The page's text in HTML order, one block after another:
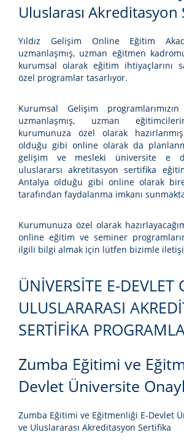
Uluslarası Akreditasyon
Yıldız Gelişim Online Eğitim
uzmanlaşmış, uzman eğitmen
kurumsal olarak eğitim ihtiyaçlarını
özel programlar tasarlıyor.
Kurumsal Gelişim
uzmanlaşmış, uzman
kurumunuza özel olarak
olduğu gibi online olarak da
gelişim ve mesleki üniversite e
uluslararsı akretitasyon sertifika
Antalya olduğu gibi online olarak
tarafından faydalanma imkanı
Kurumunuza özel olarak
online eğitim ve seminer
ilgili bilgi almak için lütfen bizimle
ÜNİVERSİTE E-DEVLET
ULUSLARARASI
SERTİFİKA
Zumba Eğitimi ve
Devlet Üniversite
Zumba Eğitimi ve Eğitmenliği E-Devlet
ve Uluslararası Akreditasyon Sertifika